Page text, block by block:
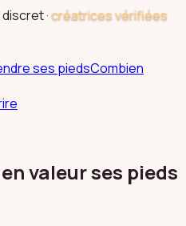
·créatrices vérifiées
ses piedsCombien
valeur ses pieds